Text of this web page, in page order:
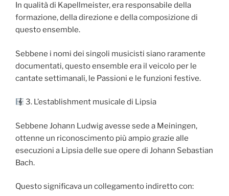
In qualità di Kapellmeister, era responsabile della
formazione, della direzione e della composizione di
questo ensemble.
Sebbene i nomi dei singoli musicisti siano raramente
documentati, questo ensemble era il veicolo per le
cantate settimanali, le Passioni e le funzioni festive.
3. L’establishment musicale di Lipsia
Sebbene Johann Ludwig avesse sede a Meiningen,
ottenne un riconoscimento più ampio grazie alle
esecuzioni a Lipsia delle sue opere di Johann Sebastian
Bach.
Questo significava un collegamento indiretto con: